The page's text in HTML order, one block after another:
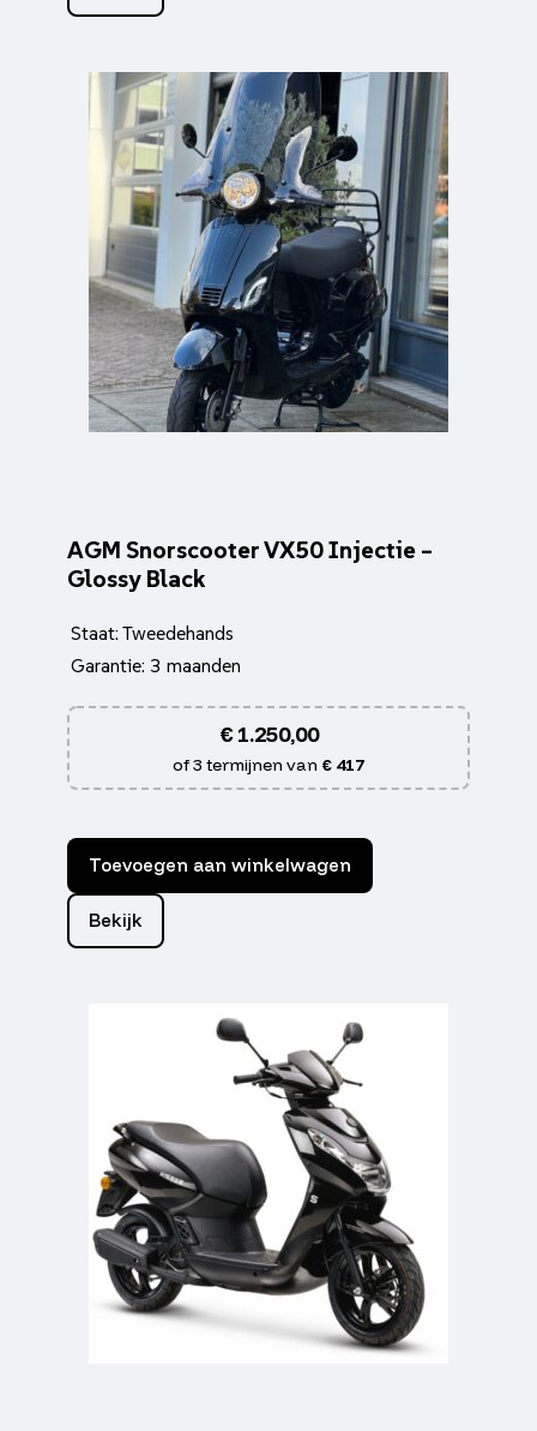
AGM Snorscooter VX50 Injectie –
Glossy Black
Staat: Tweedehands
Garantie: 3 maanden
€1.250,00
of 3 termijnen van € 417
Toevoegen aan winkelwagen
Bekijk